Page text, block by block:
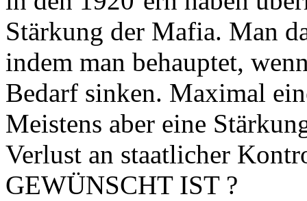
Stärkung der Mafia. Man
indem man behauptet,
Bedarf sinken. Maximal
Meistens aber eine
Verlust an staatlicher
GEWÜNSCHT IST ?